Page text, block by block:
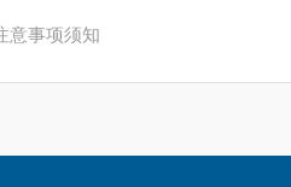
意事项须知